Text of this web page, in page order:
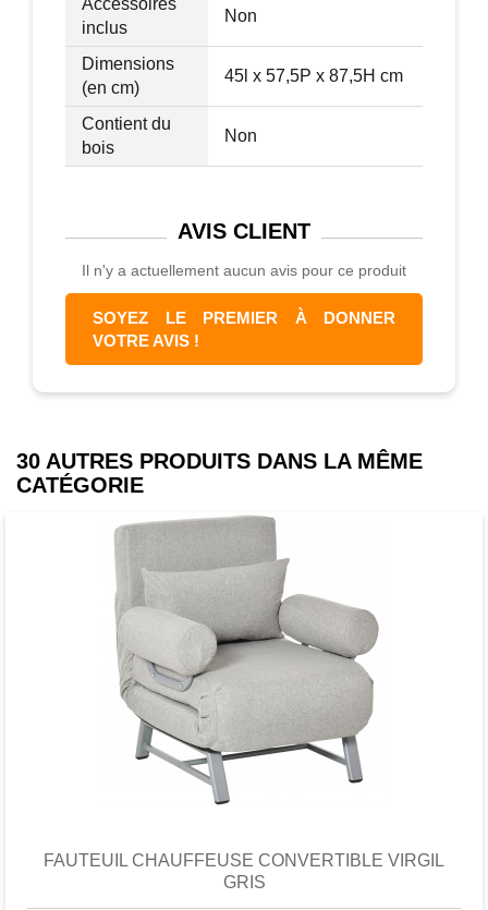
inclus
Non
Dimensions
(en cm)
45l x 57,5P x 87,5H cm
Contient du
bois
Non
AVIS CLIENT
Il n'y a actuellement aucun avis pour ce produit
SOYEZ LE PREMIER À DONNER
VOTRE AVIS !
30 AUTRES PRODUITS DANS LA MÊME
CATÉGORIE
FAUTEUIL CHAUFFEUSE CONVERTIBLE VIRGIL
GRIS
Favori